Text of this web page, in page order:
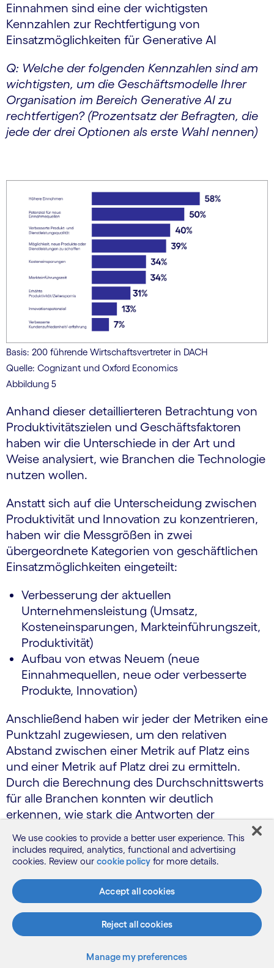
Einnahmen sind eine der wichtigsten
Kennzahlen zur Rechtfertigung von
Einsatzmöglichkeiten für Generative AI
Q: Welche der folgenden Kennzahlen sind am
wichtigsten, um die Geschäftsmodelle Ihrer
Organisation im Bereich Generative AI zu
rechtfertigen? (Prozentsatz der Befragten, die
jede der drei Optionen als erste Wahl nennen)
Basis: 200 führende Wirtschaftsvertreter in DACH
Quelle: Cognizant und Oxford Economics
Abbildung 5
Anhand dieser detaillierteren Betrachtung von
Produktivitätszielen und Geschäftsfaktoren
haben wir die Unterschiede in der Art und
Weise analysiert, wie Branchen die Technologie
nutzen wollen.
Anstatt sich auf die Unterscheidung zwischen
Produktivität und Innovation zu konzentrieren,
haben wir die Messgrößen in zwei
übergeordnete Kategorien von geschäftlichen
Einsatzmöglichkeiten eingeteilt:
Verbesserung der aktuellen
Unternehmensleistung (Umsatz,
Kosteneinsparungen, Markteinführungszeit,
Produktivität)
Aufbau von etwas Neuem (neue
Einnahmequellen, neue oder verbesserte
Produkte, Innovation)
Anschließend haben wir jeder der Metriken eine
Punktzahl zugewiesen, um den relativen
Abstand zwischen einer Metrik auf Platz eins
und einer Metrik auf Platz drei zu ermitteln.
Durch die Berechnung des Durchschnittswerts
für alle Branchen konnten wir deutlich
erkennen, wie stark die Antworten der
abwichen.
zwischen den DACH-Branchen in Bezug auf die
geschäftlichen Anwendungsszenarien, die sie
wahrscheinlich priorisieren werden (siehe
Abbildung 6).
We use cookies to provide a better user experience. This
includes required, analytics, functional and advertising
cookies. Review our cookie policy for more details.
Accept all cookies
Reject all cookies
Manage my preferences